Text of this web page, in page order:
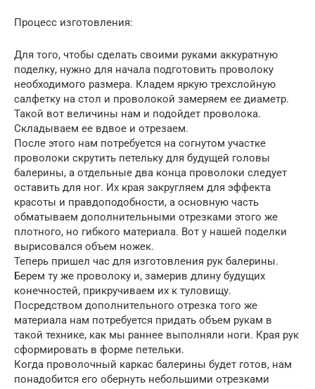
Процесс изготовления:
Для того, чтобы сделать своими руками аккуратную
поделку, нужно для начала подготовить проволоку
необходимого размера. Кладем яркую трехслойную
салфетку на стол и проволокой замеряем ее диаметр.
Такой вот величины нам и подойдет проволока.
Складываем ее вдвое и отрезаем.
После этого нам потребуется на согнутом участке
проволоки скрутить петельку для будущей головы
балерины, а отдельные два конца проволоки следует
оставить для ног. Их края закругляем для эффекта
красоты и правдоподобности, а основную часть
обматываем дополнительными отрезками этого же
плотного, но гибкого материала. Вот у нашей поделки
вырисовался объем ножек.
Теперь пришел час для изготовления рук балерины.
Берем ту же проволоку и, замерив длину будущих
конечностей, прикручиваем их к туловищу.
Посредством дополнительного отрезка того же
материала нам потребуется придать объем рукам в
такой технике, как мы раннее выполняли ноги. Края рук
сформировать в форме петельки.
Когда проволочный каркас балерины будет готов, нам
понадобится его обернуть небольшими отрезками